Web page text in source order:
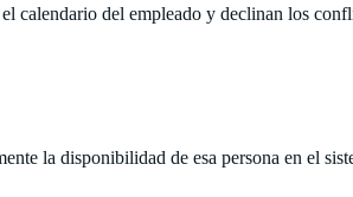
calendario del empleado y declinan los
la disponibilidad de esa persona en el